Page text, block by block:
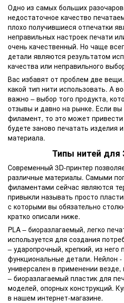
Одно из самых больших
недостаточное качество
плохо получившиеся отпечатки
неправильных настроек печати
очень качественный. Но чаще
детали являются результатом
качества или неправильного
Вас избавят от проблем две
какой тип нити использовать. А
важно – выбор того продукта,
отзывы и давно на рынке. Если
филамент, то это может
будете заново печатать изделия
материала.
Типы нитей для
Современный 3D-принтер
различные материалы. Самыми
филаментами сейчас являются
привыкли называть просто
с которыми вы обязательно
кратко описали ниже.
PLA – биоразлагаемый, легко
используется для создания
– ударопрочный, крепкий, из него
функциональные детали. Нейлон -
универсален в применении везде,
– биоразлагаемый пластик для
моделей, опорных конструкций.
в нашем интернет-магазине.